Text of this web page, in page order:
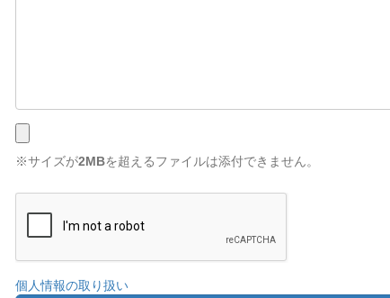
※サイズが2MBを超えるファイルは添付できません。
個人情報の取り扱い